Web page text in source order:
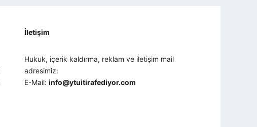
İletişim
Hukuk, içerik kaldırma, reklam ve iletişim mail
adresimiz:
E-Mail:info@ytuitirafediyor.com